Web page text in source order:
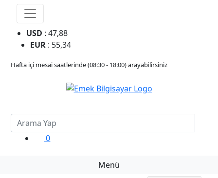
USD : 47,88
EUR : 55,34
Hafta içi mesai saatlerinde (08:30 - 18:00) arayabilirsiniz
0
Menü